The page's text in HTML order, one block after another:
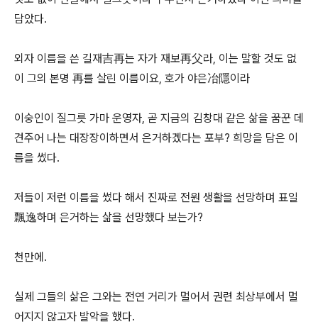
담았다.
외자 이름을 쓴 길재吉再는 자가 재보再父라, 이는 말할 것도 없
이 그의 본명 再를 살린 이름이요, 호가 야은冶隱이라
이숭인이 질그릇 가마 운영자, 곧 지금의 김창대 같은 삶을 꿈꾼 데
견주어 나는 대장장이하면서 은거하겠다는 포부? 희망을 담은 이
름을 썼다.
저들이 저런 이름을 썼다 해서 진짜로 전원 생활을 선망하며 표일
飄逸하며 은거하는 삶을 선망했다 보는가?
천만에.
실제 그들의 삶은 그와는 전연 거리가 멀어서 권련 최상부에서 멀
어지지 않고자 발악을 했다.